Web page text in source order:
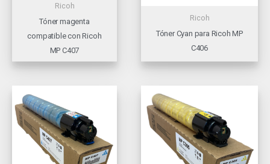
Ricoh
Tóner magenta
compatible con Ricoh
MP C407
Ricoh
Tóner Cyan para Ricoh MP
C406